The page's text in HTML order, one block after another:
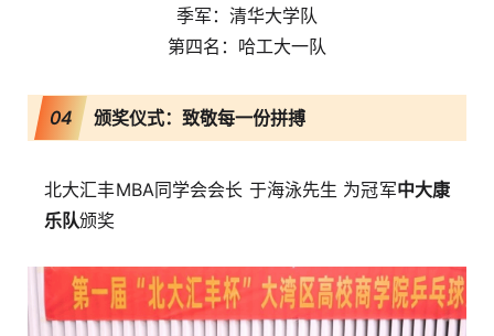
季军：清华大学队
第四名：哈工大一队
04 颁奖仪式：致敬每一份拼搏
北大汇丰MBA同学会会长 于海泳先生 为冠军中大康
乐队颁奖